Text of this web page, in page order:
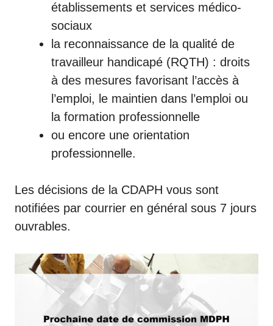
établissements et services médico-
sociaux
la reconnaissance de la qualité de
travailleur handicapé (RQTH) : droits
à des mesures favorisant l’accès à
l’emploi, le maintien dans l’emploi ou
la formation professionnelle
ou encore une orientation
professionnelle.
Les décisions de la CDAPH vous sont
notifiées par courrier en général sous 7 jours
ouvrables.